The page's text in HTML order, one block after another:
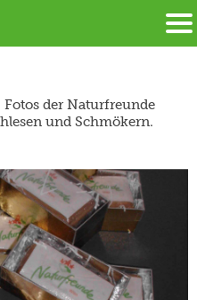
der Naturfreunde
und Schmökern.